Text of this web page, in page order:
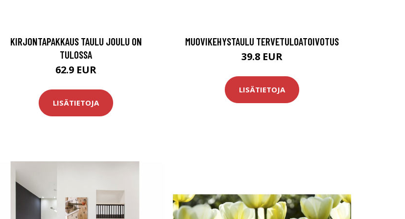
KIRJONTAPAKKAUS TAULU JOULU ON
TULOSSA
62.9 EUR
LISÄTIETOJA
MUOVIKEHYSTAULU TERVETULOATOIVOTUS
39.8 EUR
LISÄTIETOJA